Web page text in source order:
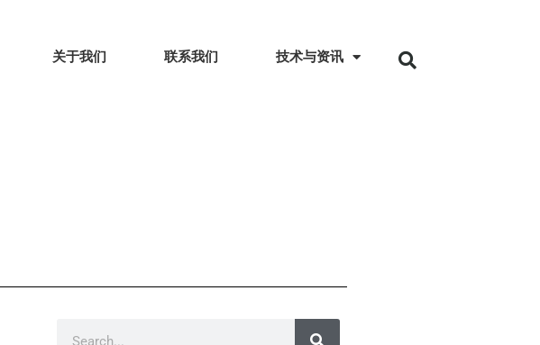
关于我们 联系我们 技术与资讯